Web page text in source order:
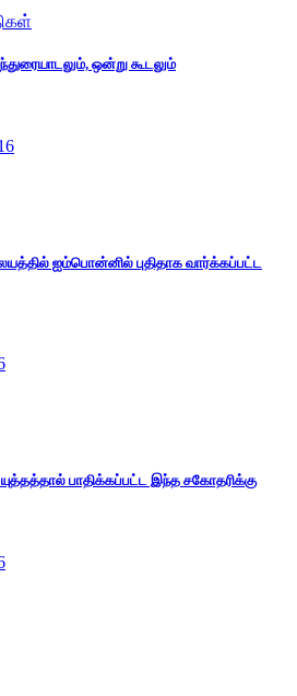
ஒன்று கூடலும்
ஐம்பொன்னில் புதிதாக வார்க்கப்பட்ட
பாதிக்கப்பட்ட இந்த சகோதரிக்கு